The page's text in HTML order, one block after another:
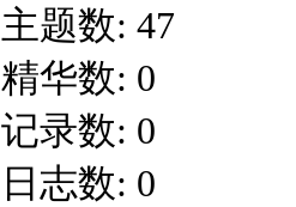
主题数: 47
精华数: 0
记录数: 0
日志数: 0